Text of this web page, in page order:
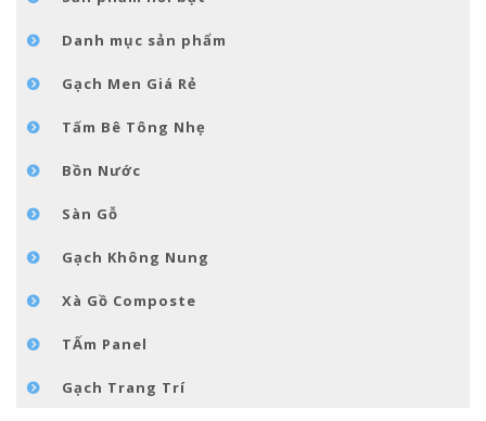
LIÊN HỆDanh mục sản phẩm
Gạch Men Giá Rẻ
Tấm Bê Tông Nhẹ
Bồn Nước
Sàn Gỗ
Gạch Không Nung
Xà Gồ Composte
TẤm Panel
Gạch Trang Trí